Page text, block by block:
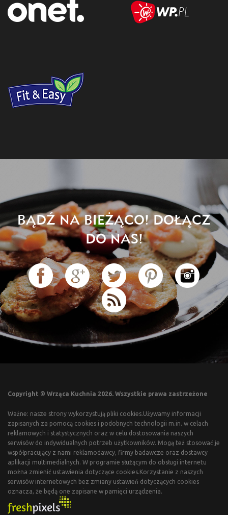
BĄDŹ NA BIEŻĄCO! DOŁĄCZ
DO NAS!
Copyright © Wrząca Kuchnia 2026. Wszystkie prawa zastrzeżone
Ważne: nasze strony wykorzystują pliki cookies.Używamy informacji
zapisanych za pomocą cookies i podobnych technologii m.in. w celach
reklamowych i statystycznych oraz w celu dostosowania naszych
serwisów do indywidualnych potrzeb użytkowników. Mogą też stosować je
współpracujący z nami reklamodawcy, firmy badawcze oraz dostawcy
aplikacji multimedialnych. W programie służącym do obsługi internetu
można zmienić ustawienia dotyczące cookies.Korzystanie z naszych
serwisów internetowych bez zmiany ustawień dotyczących cookies
oznacza, że będą one zapisane w pamięci urządzenia.